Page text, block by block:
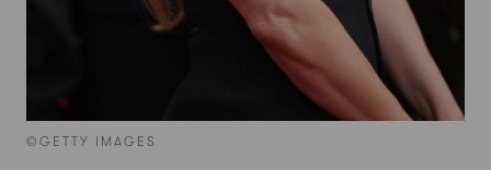
©GETTY IMAGES